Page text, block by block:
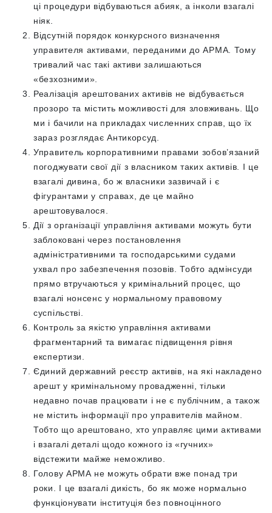
ці процедури відбуваються абияк, а інколи взагалі
ніяк.
Відсутній порядок конкурсного визначення
управителя активами, переданими до АРМА. Тому
тривалий час такі активи залишаються
«безхозними».
Реалізація арештованих активів не відбувається
прозоро та містить можливості для зловживань. Що
ми і бачили на прикладах численних справ, що їх
зараз розглядає Антикорсуд.
Управитель корпоративними правами зобов’язаний
погоджувати свої дії з власником таких активів. І це
взагалі дивина, бо ж власники зазвичай і є
фігурантами у справах, де це майно
арештовувалося.
Дії з організації управління активами можуть бути
заблоковані через постановлення
адміністративними та господарськими судами
ухвал про забезпечення позовів. Тобто адмінсуди
прямо втручаються у кримінальний процес, що
взагалі нонсенс у нормальному правовому
суспільстві.
Контроль за якістю управління активами
фрагментарний та вимагає підвищення рівня
експертизи.
Єдиний державний реєстр активів, на які накладено
арешт у кримінальному провадженні, тільки
недавно почав працювати і не є публічним, а також
не містить інформації про управителів майном.
Тобто що арештовано, хто управляє цими активами
і взагалі деталі щодо кожного із «гучних»
відстежити майже неможливо.
Голову АРМА не можуть обрати вже понад три
роки. І це взагалі дикість, бо як може нормально
функціонувати інституція без повноцінного